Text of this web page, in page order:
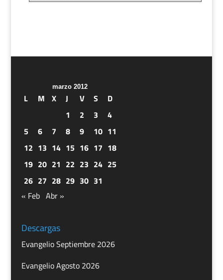
marzo 2012
L M X J V S
D
1
2 3
4
5
6 7 8 9 10 11
12 13 14 15 16 17 18
19 20 21 22 23 24 25
26 27 28 29 30 31
« Feb Abr »
Descargas
Evangelio Septiembre 2026
Evangelio Agosto 2026